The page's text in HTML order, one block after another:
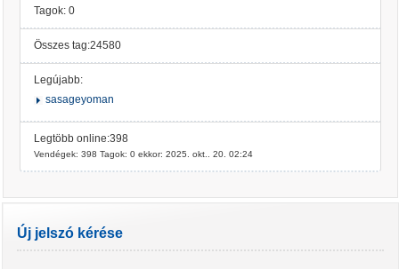
Tagok: 0
Összes tag:24580
Legújabb:
sasageyoman
Legtöbb online:398
Vendégek: 398 Tagok: 0 ekkor: 2025. okt.. 20. 02:24
Új jelszó kérése